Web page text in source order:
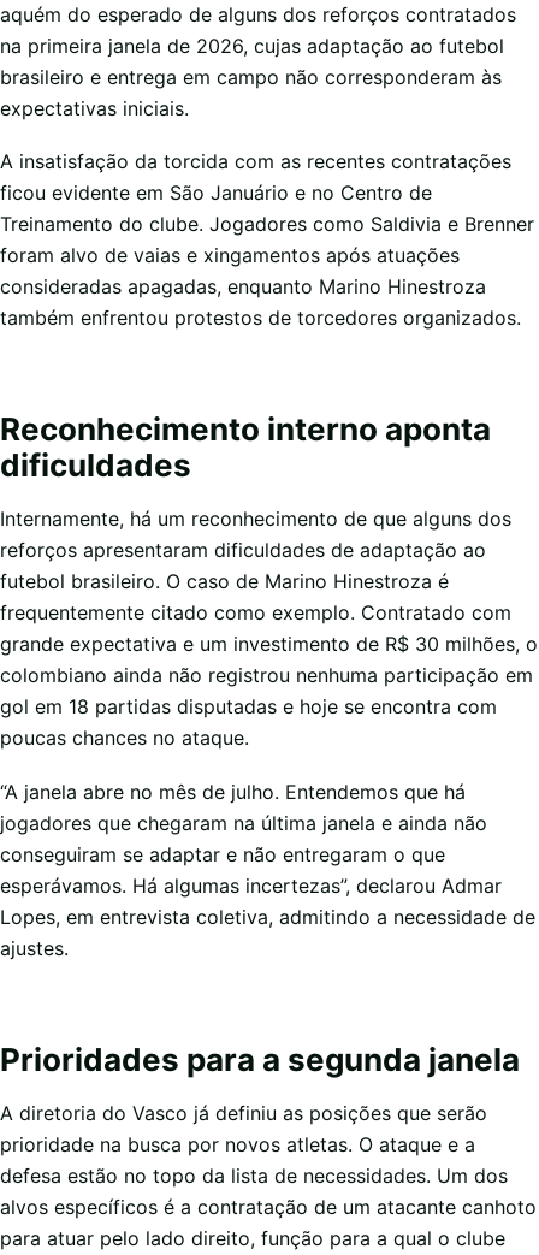
aquém do esperado de alguns dos reforços contratados
na primeira janela de 2026, cujas adaptação ao futebol
brasileiro e entrega em campo não corresponderam às
expectativas iniciais.
A insatisfação da torcida com as recentes contratações
ficou evidente em São Januário e no Centro de
Treinamento do clube. Jogadores como Saldivia e Brenner
foram alvo de vaias e xingamentos após atuações
consideradas apagadas, enquanto Marino Hinestroza
também enfrentou protestos de torcedores organizados.
Reconhecimento interno aponta
dificuldades
Internamente, há um reconhecimento de que alguns dos
reforços apresentaram dificuldades de adaptação ao
futebol brasileiro. O caso de Marino Hinestroza é
frequentemente citado como exemplo. Contratado com
grande expectativa e um investimento de R$ 30 milhões, o
colombiano ainda não registrou nenhuma participação em
gol em 18 partidas disputadas e hoje se encontra com
poucas chances no ataque.
“A janela abre no mês de julho. Entendemos que há
jogadores que chegaram na última janela e ainda não
conseguiram se adaptar e não entregaram o que
esperávamos. Há algumas incertezas”, declarou Admar
Lopes, em entrevista coletiva, admitindo a necessidade de
ajustes.
Prioridades para a segunda janela
A diretoria do Vasco já definiu as posições que serão
prioridade na busca por novos atletas. O ataque e a
defesa estão no topo da lista de necessidades. Um dos
alvos específicos é a contratação de um atacante canhoto
para atuar pelo lado direito, função para a qual o clube